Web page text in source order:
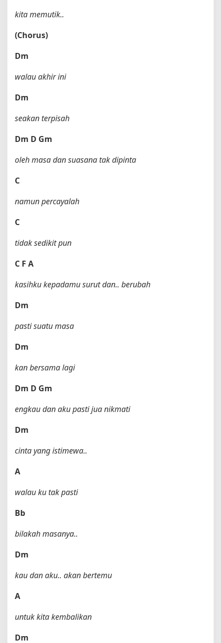
kita memutik..
(Chorus)
Dm
walau akhir ini
Dm
seakan terpisah
Dm D Gm
oleh masa dan suasana tak dipinta
C
namun percayalah
C
tidak sedikit pun
C F A
kasihku kepadamu surut dan.. berubah
Dm
pasti suatu masa
Dm
kan bersama lagi
Dm D Gm
engkau dan aku pasti jua nikmati
Dm
cinta yang istimewa..
A
walau ku tak pasti
Bb
bilakah masanya..
Dm
kau dan aku.. akan bertemu
A
untuk kita kembalikan
Dm